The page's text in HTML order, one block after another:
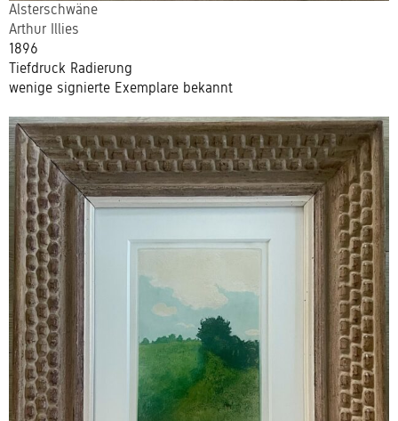
Alsterschwäne
Arthur Illies
1896
Tiefdruck Radierung
wenige signierte Exemplare bekannt